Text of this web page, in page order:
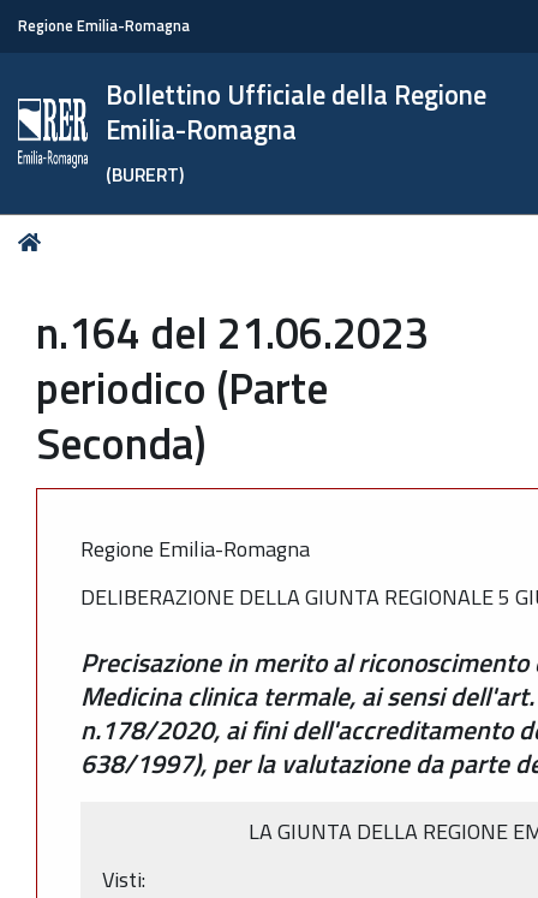
Regione Emilia-Romagna
Bollettino Ufficiale della Regione
Emilia-Romagna
(BURERT)
Tu
n.164 del 21.06.2023
periodico (Parte
Seconda)
Regione Emilia-Romagna
DELIBERAZIONE DELLA GIUNTA REGIONALE 5
Precisazione in merito al
Medicina clinica termale, ai sensi
n.178/2020, ai fini dell'accreditamento
638/1997), per la valutazione da parte
LA GIUNTA DELLA REGIONE
Visti: